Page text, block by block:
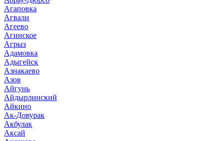
Агаповка
Агвали
Агеево
Агинское
Агрыз
Адамовка
Адыгейск
Азнакаево
Азов
Айгунь
Айдырлинский
Айкино
Ак-Довурак
Акбулак
Аксай